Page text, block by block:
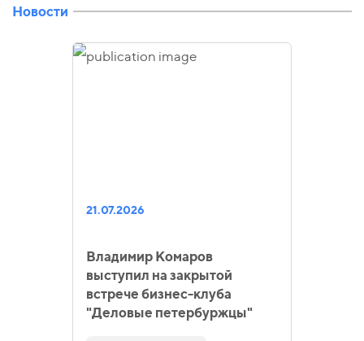
Новости
21.07.2026
Владимир Комаров
выступил на закрытой
встрече бизнес-клуба
"Деловые петербуржцы"